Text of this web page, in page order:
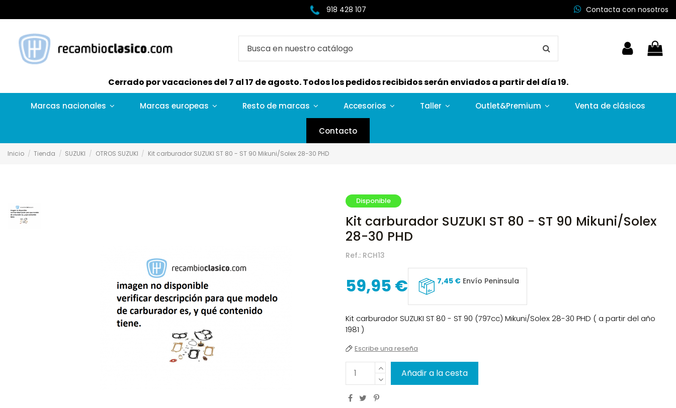
918 428 107 Contacta con nosotros
Cerrado por vacaciones del 7 al 17 de agosto. Todos los pedidos recibidos serán enviados a partir del día 19.
Marcas nacionales Marcas europeas Resto de marcas Accesorios Taller Outlet&Premium Venta de clásicos
Contacto
Inicio Tienda SUZUKI OTROS SUZUKI Kit carburador SUZUKI ST 80 - ST 90 Mikuni/Solex 28-30 PHD
Disponible
Kit carburador SUZUKI ST 80 - ST 90 Mikuni/Solex
28-30 PHD
Ref.: RCH13
59,95 € 7,45 € Envío Peninsula
Kit carburador SUZUKI ST 80 - ST 90 (797cc) Mikuni/Solex 28-30 PHD ( a partir del año
1981 )
Escribe una reseña
Añadir a la cesta